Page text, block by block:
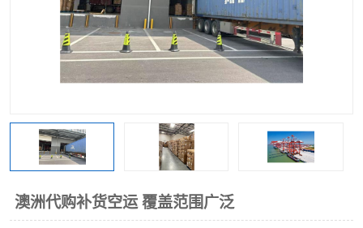
澳洲代购补货空运 覆盖范围广泛